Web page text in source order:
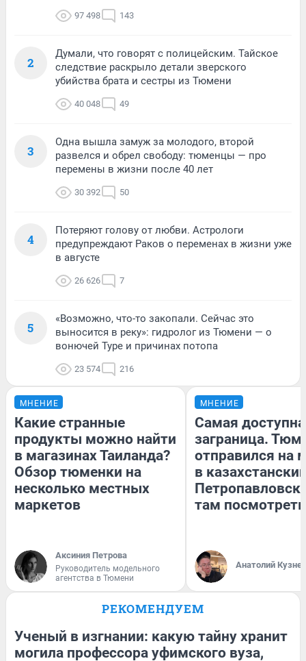
97 498 143
2
Думали, что говорят с полицейским. Тайское
следствие раскрыло детали зверского
убийства брата и сестры из Тюмени
40 048 49
3
Одна вышла замуж за молодого, второй
развелся и обрел свободу: тюменцы — про
перемены в жизни после 40 лет
30 392 50
4
Потеряют голову от любви. Астрологи
предупреждают Раков о переменах в жизни уже
в августе
26 626 7
5
«Возможно, что-то закопали. Сейчас это
выносится в реку»: гидролог из Тюмени — о
вонючей Туре и причинах потопа
23 574 216
МНЕНИЕ
Какие странные
продукты можно найти
в магазинах Таиланда?
Обзор тюменки на
несколько местных
маркетов
Аксиния Петрова
Руководитель модельного
агентства в Тюмени
МНЕНИЕ
Самая
заграница.
отправился на
в
там посмотреть
Анатолий
РЕКОМЕНДУЕМ
Ученый в изгнании: какую тайну хранит
могила профессора уфимского вуза,